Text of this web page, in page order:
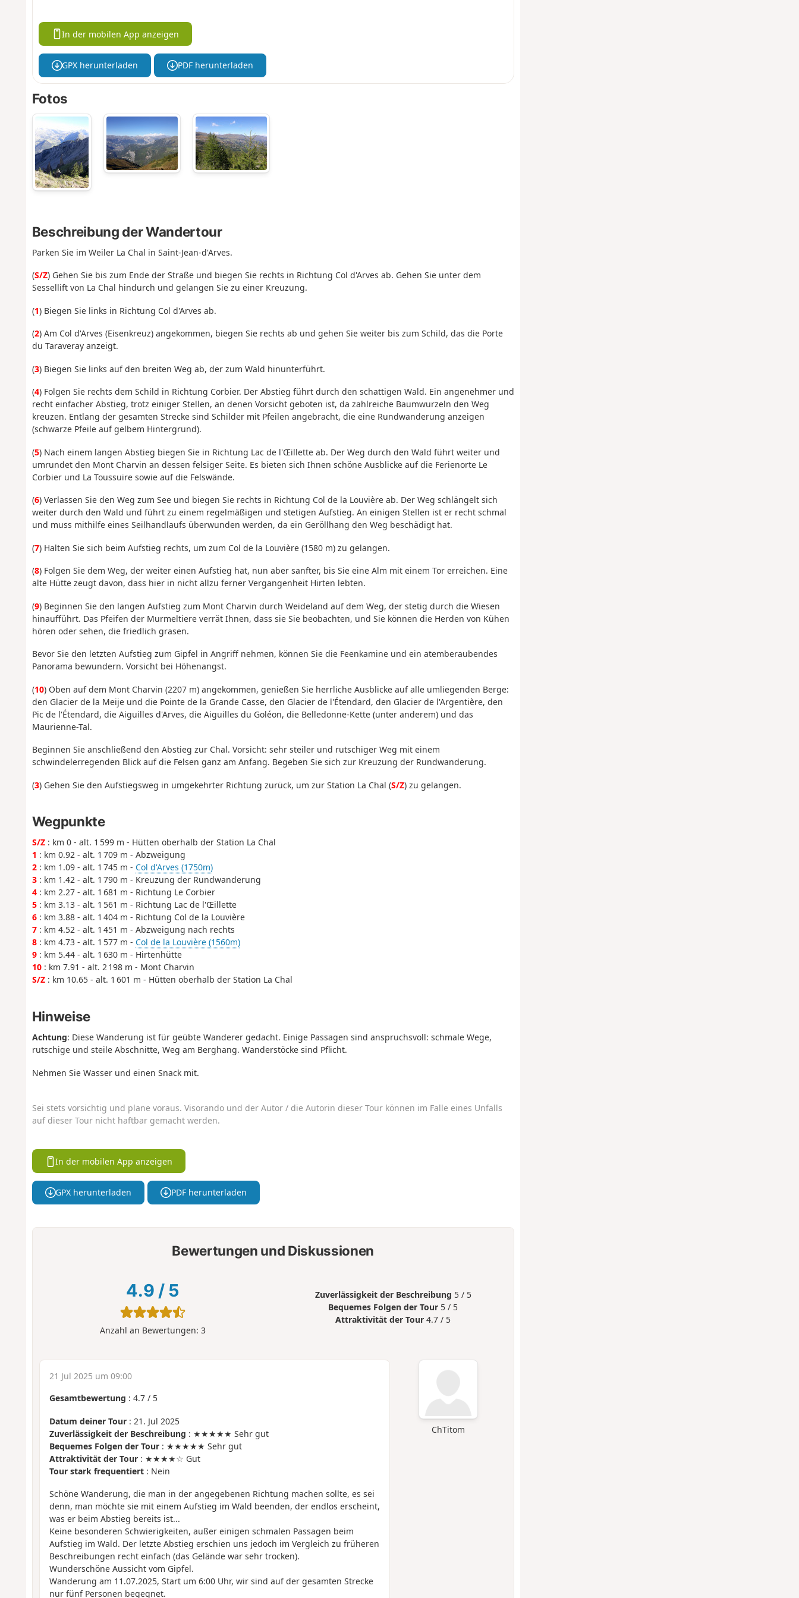
In der mobilen App anzeigen
GPX herunterladen PDF herunterladen
Fotos
Beschreibung der Wandertour
Parken Sie im Weiler La Chal in Saint-Jean-d'Arves.
(S/Z) Gehen Sie bis zum Ende der Straße und biegen Sie rechts in Richtung Col d'Arves ab. Gehen Sie unter dem
Sessellift von La Chal hindurch und gelangen Sie zu einer Kreuzung.
(1) Biegen Sie links in Richtung Col d'Arves ab.
(2) Am Col d'Arves (Eisenkreuz) angekommen, biegen Sie rechts ab und gehen Sie weiter bis zum Schild, das die Porte
du Taraveray anzeigt.
(3) Biegen Sie links auf den breiten Weg ab, der zum Wald hinunterführt.
(4) Folgen Sie rechts dem Schild in Richtung Corbier. Der Abstieg führt durch den schattigen Wald. Ein angenehmer und
recht einfacher Abstieg, trotz einiger Stellen, an denen Vorsicht geboten ist, da zahlreiche Baumwurzeln den Weg
kreuzen. Entlang der gesamten Strecke sind Schilder mit Pfeilen angebracht, die eine Rundwanderung anzeigen
(schwarze Pfeile auf gelbem Hintergrund).
(5) Nach einem langen Abstieg biegen Sie in Richtung Lac de l'Œillette ab. Der Weg durch den Wald führt weiter und
umrundet den Mont Charvin an dessen felsiger Seite. Es bieten sich Ihnen schöne Ausblicke auf die Ferienorte Le
Corbier und La Toussuire sowie auf die Felswände.
(6) Verlassen Sie den Weg zum See und biegen Sie rechts in Richtung Col de la Louvière ab. Der Weg schlängelt sich
weiter durch den Wald und führt zu einem regelmäßigen und stetigen Aufstieg. An einigen Stellen ist er recht schmal
und muss mithilfe eines Seilhandlaufs überwunden werden, da ein Geröllhang den Weg beschädigt hat.
(7) Halten Sie sich beim Aufstieg rechts, um zum Col de la Louvière (1580 m) zu gelangen.
(8) Folgen Sie dem Weg, der weiter einen Aufstieg hat, nun aber sanfter, bis Sie eine Alm mit einem Tor erreichen. Eine
alte Hütte zeugt davon, dass hier in nicht allzu ferner Vergangenheit Hirten lebten.
(9) Beginnen Sie den langen Aufstieg zum Mont Charvin durch Weideland auf dem Weg, der stetig durch die Wiesen
hinaufführt. Das Pfeifen der Murmeltiere verrät Ihnen, dass sie Sie beobachten, und Sie können die Herden von Kühen
hören oder sehen, die friedlich grasen.
Bevor Sie den letzten Aufstieg zum Gipfel in Angriff nehmen, können Sie die Feenkamine und ein atemberaubendes
Panorama bewundern. Vorsicht bei Höhenangst.
(10) Oben auf dem Mont Charvin (2207 m) angekommen, genießen Sie herrliche Ausblicke auf alle umliegenden Berge:
den Glacier de la Meije und die Pointe de la Grande Casse, den Glacier de l'Étendard, den Glacier de l'Argentière, den
Pic de l'Étendard, die Aiguilles d'Arves, die Aiguilles du Goléon, die Belledonne-Kette (unter anderem) und das
Maurienne-Tal.
Beginnen Sie anschließend den Abstieg zur Chal. Vorsicht: sehr steiler und rutschiger Weg mit einem
schwindelerregenden Blick auf die Felsen ganz am Anfang. Begeben Sie sich zur Kreuzung der Rundwanderung.
(3) Gehen Sie den Aufstiegsweg in umgekehrter Richtung zurück, um zur Station La Chal (S/Z) zu gelangen.
Wegpunkte
S/Z: km 0 - alt. 1 599 m - Hütten oberhalb der Station La Chal
1 : km 0.92 - alt. 1 709 m - Abzweigung
2: km 1.09 - alt. 1 745 m - Col d'Arves (1750m)
3: km 1.42 - alt. 1 790 m - Kreuzung der Rundwanderung
4: km 2.27 - alt. 1 681 m - Richtung Le Corbier
5: km 3.13 - alt. 1 561 m - Richtung Lac de l'Œillette
6: km 3.88 - alt. 1 404 m - Richtung Col de la Louvière
7: km 4.52 - alt. 1 451 m - Abzweigung nach rechts
8: km 4.73 - alt. 1 577 m - Col de la Louvière (1560m)
9: km 5.44 - alt. 1 630 m - Hirtenhütte
10: km 7.91 - alt. 2 198 m - Mont Charvin
S/Z: km 10.65 - alt. 1 601 m - Hütten oberhalb der Station La Chal
Hinweise
Achtung: Diese Wanderung ist für geübte Wanderer gedacht. Einige Passagen sind anspruchsvoll: schmale Wege,
rutschige und steile Abschnitte, Weg am Berghang. Wanderstöcke sind Pflicht.
Nehmen Sie Wasser und einen Snack mit.
Sei stets vorsichtig und plane voraus. Visorando und der Autor / die Autorin dieser Tour können im Falle eines Unfalls
auf dieser Tour nicht haftbar gemacht werden.
In der mobilen App anzeigen
GPX herunterladen PDF herunterladen
Bewertungen und Diskussionen
4.9 / 5
Anzahl an Bewertungen: 3
Zuverlässigkeit der Beschreibung 5 / 5
Bequemes Folgen der Tour 5 / 5
Attraktivität der Tour 4.7 / 5
ChTitom
21 Jul 2025 um 09:00
Gesamtbewertung : 4.7/ 5
Datum deiner Tour: 21. Jul 2025
Zuverlässigkeit der Beschreibung : ★★★★★ Sehr gut
Bequemes Folgen der Tour: ★★★★★ Sehr gut
Attraktivität der Tour: ★★★★☆ Gut
Tour stark frequentiert: Nein
Schöne Wanderung, die man in der angegebenen Richtung machen sollte, es sei
denn, man möchte sie mit einem Aufstieg im Wald beenden, der endlos erscheint,
was er beim Abstieg bereits ist...
Keine besonderen Schwierigkeiten, außer einigen schmalen Passagen beim
Aufstieg im Wald. Der letzte Abstieg erschien uns jedoch im Vergleich zu früheren
Beschreibungen recht einfach (das Gelände war sehr trocken).
Wunderschöne Aussicht vom Gipfel.
Wanderung am 11.07.2025, Start um 6:00 Uhr, wir sind auf der gesamten Strecke
nur fünf Personen begegnet.